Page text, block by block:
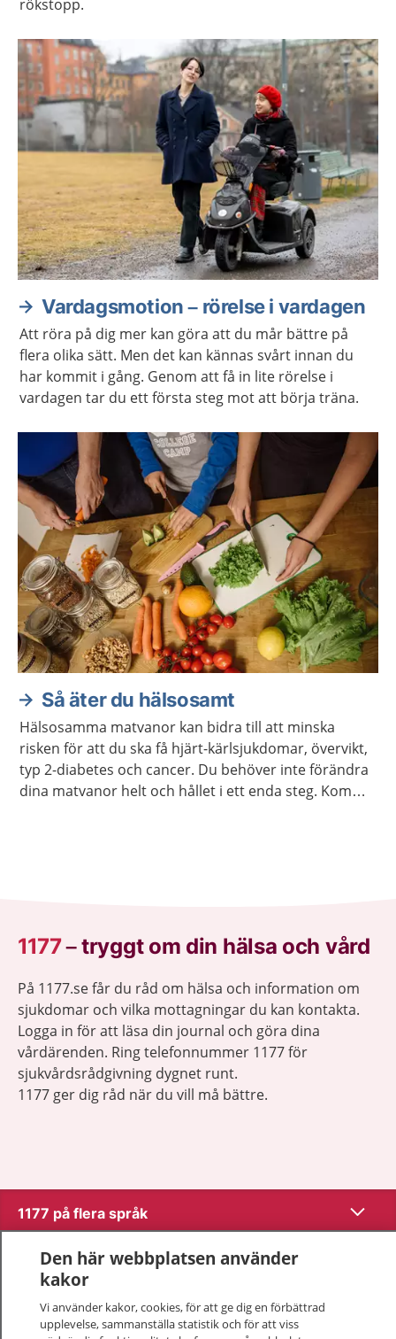
rökstopp.
Vardagsmotion – rörelse i vardagen
Att röra på dig mer kan göra att du mår bättre på
flera olika sätt. Men det kan kännas svårt innan du
har kommit i gång. Genom att få in lite rörelse i
vardagen tar du ett första steg mot att börja träna.
Så äter du hälsosamt
Hälsosamma matvanor kan bidra till att minska
risken för att du ska få hjärt-kärlsjukdomar, övervikt,
typ 2-diabetes och cancer. Du behöver inte förändra
dina matvanor helt och hållet i ett enda steg. Kom
1177–tryggt om din hälsa och vård
På 1177.se får du råd om hälsa och information om
sjukdomar och vilka mottagningar du kan kontakta.
Logga in för att läsa din journal och göra dina
vårdärenden. Ring telefonnummer 1177 för
sjukvårdsrådgivning dygnet runt.
1177 ger dig råd när du vill må bättre.
1177 på flera språk Visa
Om 1177
Kontakt
Den här webbplatsen använder
kakor
Vi använder kakor, cookies, för att ge dig en förbättrad
upplevelse, sammanställa statistik och för att viss